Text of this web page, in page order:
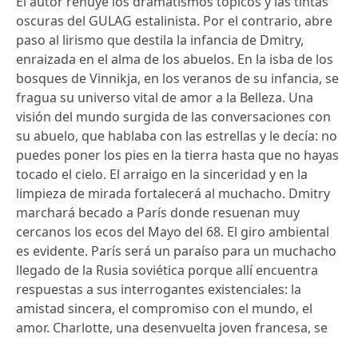
oscuras del GULAG estalinista. Por el contrario, abre
paso al lirismo que destila la infancia de Dmitry,
enraizada en el alma de los abuelos. En la isba de los
bosques de Vinnikja, en los veranos de su infancia, se
fragua su universo vital de amor a la Belleza. Una
visión del mundo surgida de las conversaciones con
su abuelo, que hablaba con las estrellas y le decía: no
puedes poner los pies en la tierra hasta que no hayas
tocado el cielo. El arraigo en la sinceridad y en la
limpieza de mirada fortalecerá al muchacho. Dmitry
marchará becado a París donde resuenan muy
cercanos los ecos del Mayo del 68. El giro ambiental
es evidente. París será un paraíso para un muchacho
llegado de la Rusia soviética porque allí encuentra
respuestas a sus interrogantes existenciales: la
amistad sincera, el compromiso con el mundo, el
amor. Charlotte, una desenvuelta joven francesa, se